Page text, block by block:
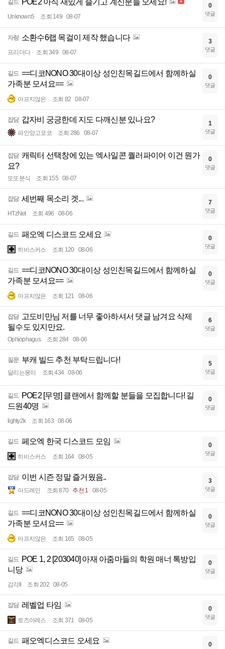
길드 POE2 아직 재밌게 즐기고 계신분들 오세요!
Unknown5 조회 149 08-07
0
댓글
자랑 소환수6랩 목걸이 제작 했습니다
프리더다 조회 349 08-07
3
댓글
길드 ==디코NONO 30대이상 성인친목길드에서 함께하실
가족분 모셔요==
아프지않은 조회 82 08-07
0
댓글
잡담 갑자비 궁긍한데 지도 다깨신분 있나요?
파인망고코코 조회 286 08-07
1
댓글
잡담 캐릭터 선택창에 있는 엑사일콘 퀄러파이어 이건 뭔가
요?
또또분식 조회 155 08-07
0
댓글
잡담 세번째 목소리 겟...
HTzNet 조회 496 08-06
7
댓글
길드 패오엑 디스코드 오세요
히비스커스 조회 120 08-06
0
댓글
길드 ==디코NONO 30대이상 성인친목길드에서 함께하실
가족분 모셔요==
아프지않은 조회 121 08-06
0
댓글
잡담 고도비만님 저를 너무 좋아하셔서 댓글 남겨요 삭제
될수도 있지만요.
Ophiophagus 조회 284 08-06
6
댓글
질문 부캐 빌드 추천 부탁드립니다!
달리는몽이 조회 434 08-06
5
댓글
길드 POE2 [무명] 클랜에서 함께할 분들을 모집합니다! 길
드원40명
lighty2k 조회 163 08-06
0
댓글
길드 페오엑 한국 디스코드 모임
히비스커스 조회 164 08-05
0
댓글
잡담 이번 시즌 정말 즐거웠음..
아드레인 조회 870 추천 1 08-05
3
댓글
길드 ==디코NONO 30대이상 성인친목길드에서 함께하실
가족분 모셔요==
아프지않은 조회 165 08-05
0
댓글
길드 POE 1, 2 [203040] 아재 아줌마들의 학원 매너 톡방입
니당
감각ll 조회 202 08-05
0
댓글
잡담 레벨업 타임
로즈아레스 조회 371 08-05
0
댓글
길드 패오엑디스코드 오세요 0